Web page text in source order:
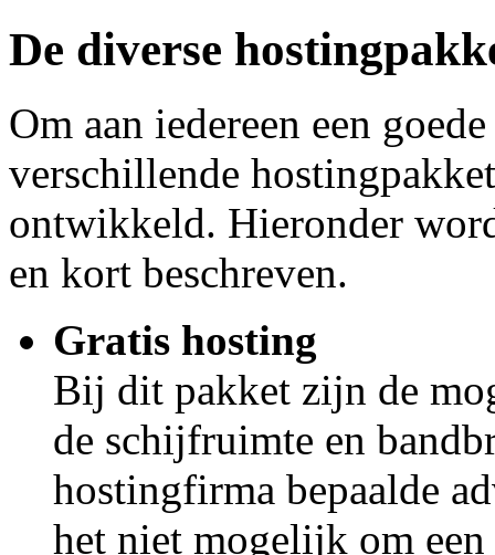
De diverse
Om aan iedereen een
verschillende
ontwikkeld. Hieronder
en kort beschreven.
Gratis hosting
Bij dit pakket zijn de
de schijfruimte en
hostingfirma bepaalde
het niet mogelijk om